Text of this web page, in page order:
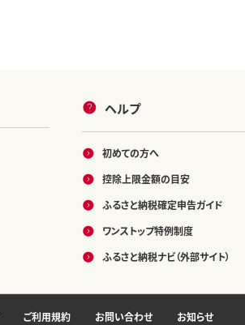
ヘルプ
初めての方へ
控除上限金額の目安
ふるさと納税確定申告ガイド
ワンストップ特例制度
ふるさと納税ナビ（外部サイト）
ご利用規約 お問い合わせ お知らせ